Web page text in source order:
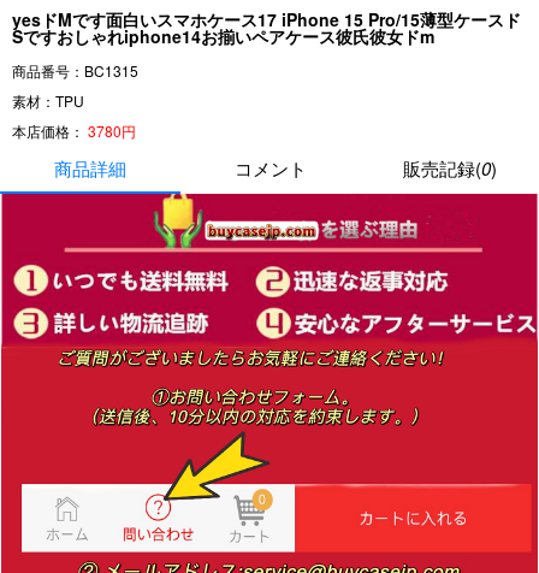
yesドMです面白いスマホケース17 iPhone 15 Pro/15薄型ケースド
Sですおしゃれiphone14お揃いペアケース彼氏彼女ドm
商品番号：BC1315
素材：TPU
本店価格： 3780円
商品詳細 コメント 販売記録(0)